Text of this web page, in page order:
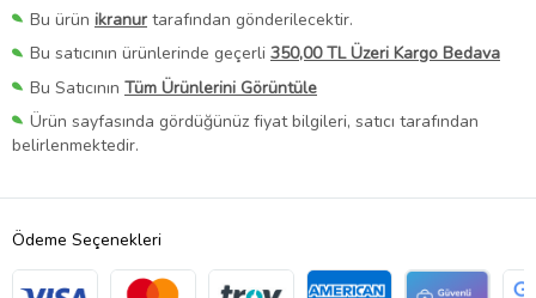
Bu ürün ikranur tarafından gönderilecektir.
Bu satıcının ürünlerinde geçerli 350,00 TL Üzeri Kargo Bedava
Bu Satıcının Tüm Ürünlerini Görüntüle
Ürün sayfasında gördüğünüz fiyat bilgileri, satıcı tarafından
belirlenmektedir.
Ödeme Seçenekleri